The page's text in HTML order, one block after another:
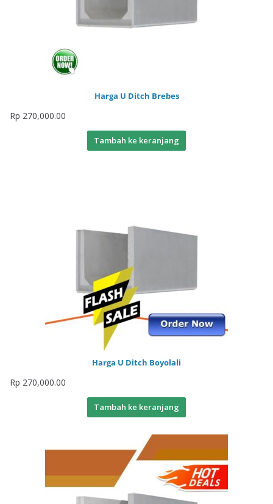
Harga U Ditch Brebes
Rp 270,000.00
Tambah ke keranjang
Harga U Ditch Boyolali
Rp 270,000.00
Tambah ke keranjang